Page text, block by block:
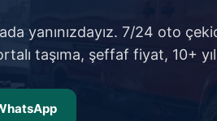
yanınızdayız. 7/24 oto
taşıma, şeffaf fiyat, 10+